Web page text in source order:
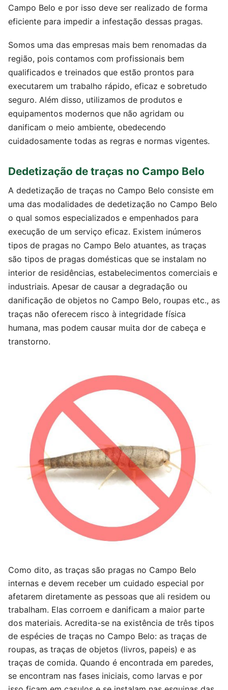
Campo Belo e por isso deve ser realizado de forma
eficiente para impedir a infestação dessas pragas.
Somos uma das empresas mais bem renomadas da
região, pois contamos com profissionais bem
qualificados e treinados que estão prontos para
executarem um trabalho rápido, eficaz e sobretudo
seguro. Além disso, utilizamos de produtos e
equipamentos modernos que não agridam ou
danificam o meio ambiente, obedecendo
cuidadosamente todas as regras e normas vigentes.
Dedetização de traças no Campo Belo
A dedetização de traças no Campo Belo consiste em
uma das modalidades de dedetização no Campo Belo
o qual somos especializados e empenhados para
execução de um serviço eficaz. Existem inúmeros
tipos de pragas no Campo Belo atuantes, as traças
são tipos de pragas domésticas que se instalam no
interior de residências, estabelecimentos comerciais e
industriais. Apesar de causar a degradação ou
danificação de objetos no Campo Belo, roupas etc., as
traças não oferecem risco à integridade física
humana, mas podem causar muita dor de cabeça e
transtorno.
Como dito, as traças são pragas no Campo Belo
internas e devem receber um cuidado especial por
afetarem diretamente as pessoas que ali residem ou
trabalham. Elas corroem e danificam a maior parte
dos materiais. Acredita-se na existência de três tipos
de espécies de traças no Campo Belo: as traças de
roupas, as traças de objetos (livros, papeis) e as
traças de comida. Quando é encontrada em paredes,
se encontram nas fases iniciais, como larvas e por